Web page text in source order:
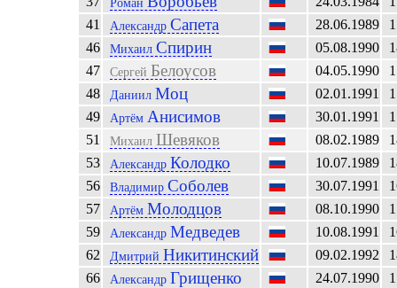
41
Александр Сапета 28.06.1989
46
Михаил Спирин 05.08.1990
47
Сергей Белоусов 04.05.1990
48
Даниил Моц 02.01.1991
49
Артём Анисимов 30.01.1991
51
Михаил Шевяков 08.02.1989
53
Александр Колодко 10.07.1989
56
Владимир Соболев 30.07.1991
57
Артём Молодцов 08.10.1990
59
Александр Медведев 10.08.1991
62
Дмитрий Никитинский 09.02.1992
66
Александр Грищенко 24.07.1990